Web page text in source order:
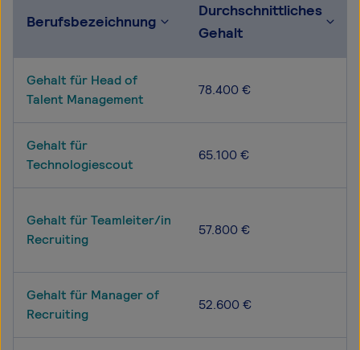
Berufsbezeichnung
Durchschnittliches
Gehalt
Gehalt für Head of
Talent Management
78.400 €
Gehalt für
Technologiescout
65.100 €
Gehalt für Teamleiter/in
Recruiting
57.800 €
Gehalt für Manager of
Recruiting
52.600 €